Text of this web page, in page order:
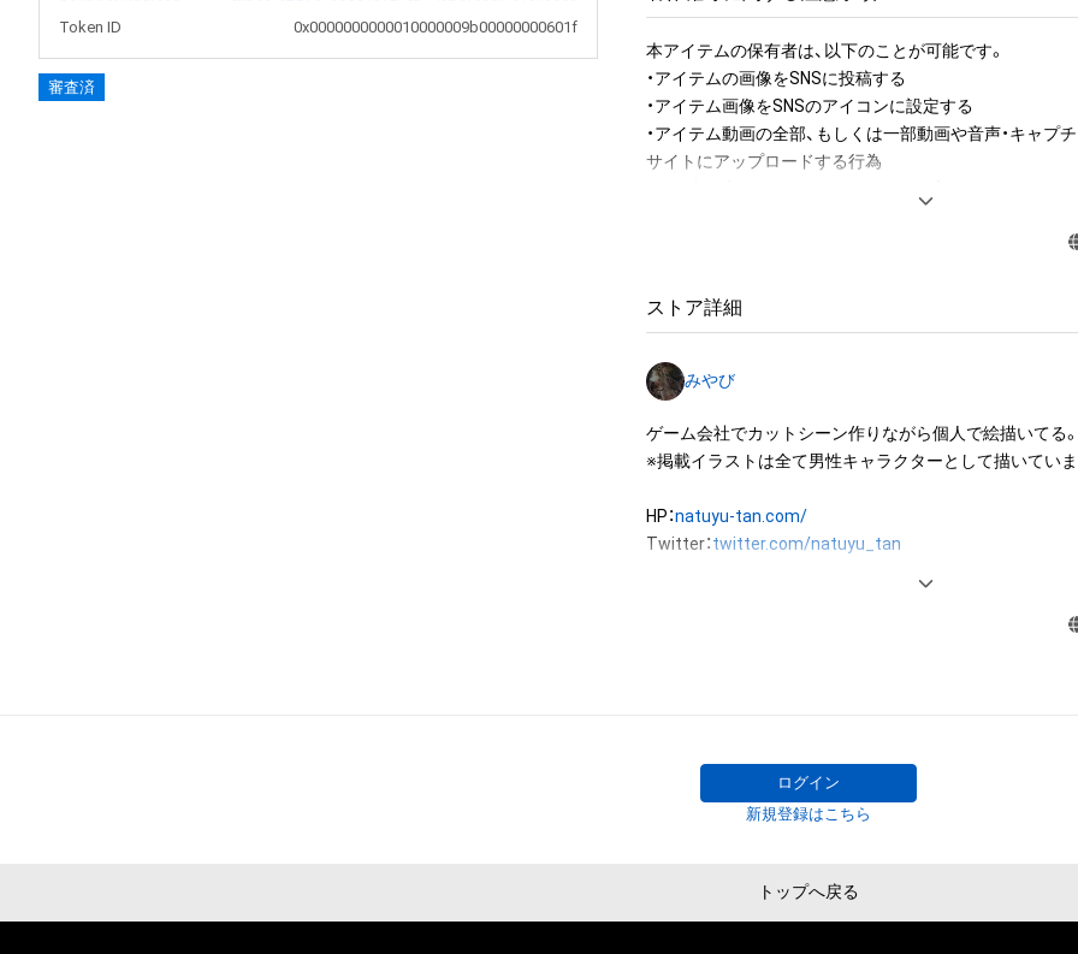
Token ID
0x0000000000010000009b00000000601f
審査済
本アイテムの保有者は、以下のことが可能です。
・アイテムの画像をSNSに投稿する
・アイテム画像をSNSのアイコンに設定する
・アイテム動画の全部、もしくは一部動画や音声・キャプ
サイトにアップロードする行為
・アイテムの画像を使用してメッセージカードを制作し
・アイテム画像を使用し、グッズや商品を制作して有料販
成する
アイテムに関する注意事項
・本アイテムに関する創作物(画像および映像、音楽、商標
用新案権、商標権、意匠権その他の知的財産権(それらの権
それらの権利につき登録等を出願する権利を含みます。)
は、本アイテムの著作権を有する方、著作隣接権の権利者
有していたとしても、本アイテムに関する創作物にかか
(改変、公開、配布、逆コンパイル、リバースエンジニアリ
これに限定されません。)を行うことはできません。
・本アイテムに関する創作物の利用については、公序良俗
利用をお断りさせていただきます。
ストア詳細
みやび
ゲーム会社でカットシーン作りながら個人で絵描いてる。
※掲載イラストは全て男性キャラクターとして描いていま
HP：natuyu-tan.com/
Twitter：twitter.com/natuyu_tan
ログイン
新規登録はこちら
トップへ戻る